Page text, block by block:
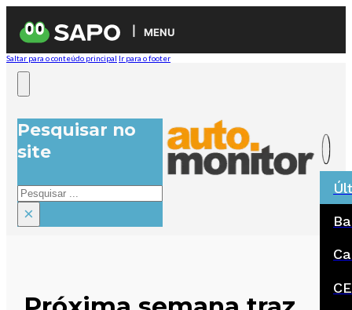
MENU
Saltar para o conteúdo principal Ir para o footer
Pesquisar no
site
Pesquisar
×